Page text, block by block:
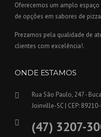
Oferecemos um amplo
de opções em sabores de
Prezamos pela qualidade de
clientes com excelência!.
ONDE ESTAMOS
Rua São Paulo, 247 -
Joinville-SC | CEP:
(47) 3207-